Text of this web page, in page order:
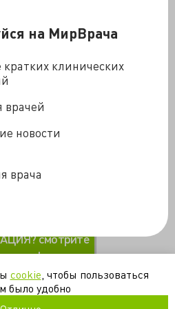
на МирВрача
кратких клинических
врачей
новости
врача
цикл о десмургии - науке о
частей состоит бинт?
повязку? В этом
на все эти вопросы.
чтобы не пропустить
смотрите
другие!
cookie , чтобы пользоваться
было удобно